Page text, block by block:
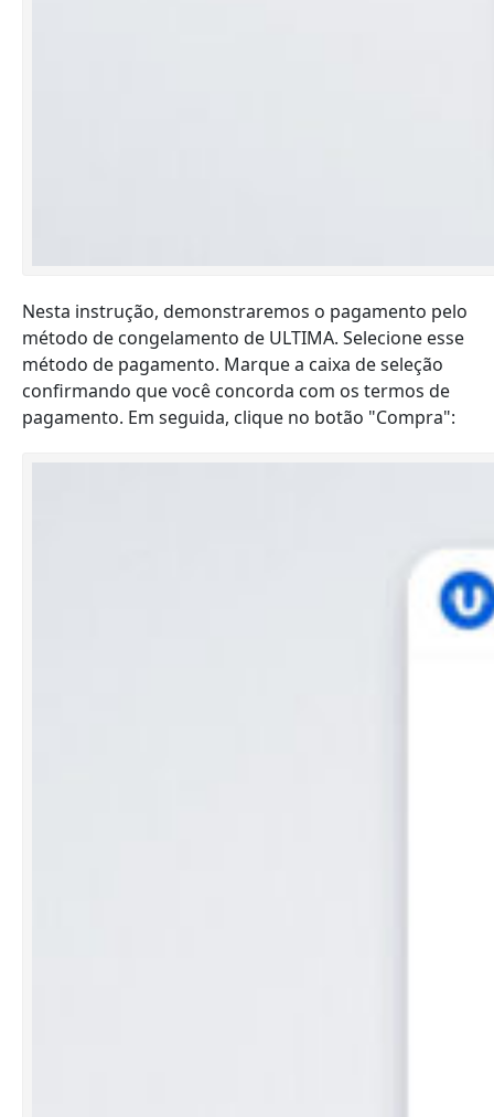
Nesta instrução, demonstraremos o pagamento pelo
método de congelamento de ULTIMA. Selecione esse
método de pagamento. Marque a caixa de seleção
confirmando que você concorda com os termos de
pagamento. Em seguida, clique no botão "Compra":